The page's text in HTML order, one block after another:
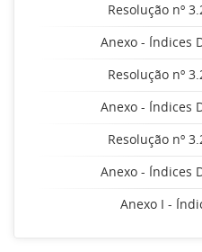
Resolução nº
Anexo - Índices
Resolução nº
Anexo - Índices
Resolução nº
Anexo - Índices
Anexo I -